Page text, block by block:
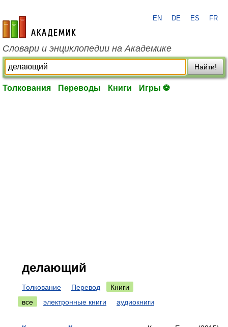
academic.ru
EN DE ES FR
Словари и энциклопедии на Академике
Найти!
Толкования Переводы Книги Игры ⚽
делающий
Толкование Перевод
Книги
все
электронные книги аудиокниги